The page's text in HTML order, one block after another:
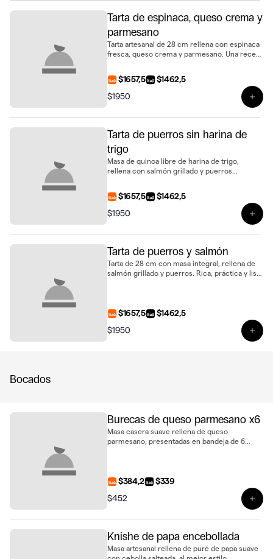
Tarta de espinaca, queso crema y
parmesano
Tarta artesanal de 28 cm rellena con espinaca
fresca, queso crema y parmesano. Una receta
$1657,5
$1462,5
$1950
Tarta de puerros sin harina de
trigo
Masa de quinoa libre de harina de trigo,
rellena con salmón grillado y puerros
diferente, ideal para compartir
$1657,5
$1462,5
$1950
Tarta de puerros y salmón
Tarta de 28 cm con masa integral, rellena de
salmón grillado y puerros. Rica, práctica y lista
$1657,5
$1462,5
$1950
Ver
Bocados
Burecas de queso parmesano x6
Masa casera suave rellena de queso
parmesano, presentadas en bandeja de 6
$384,2
$339
$452
Knishe de papa encebollada
Masa artesanal rellena de puré de papa suave